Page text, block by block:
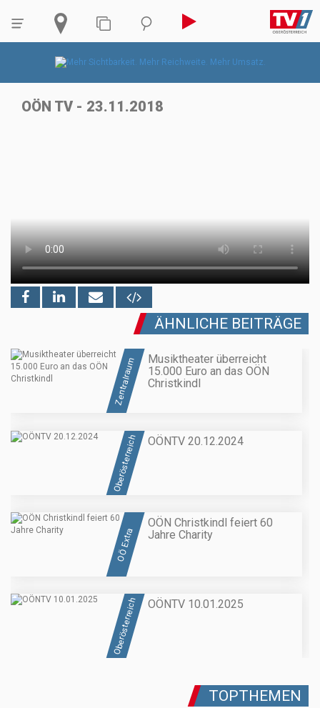
OÖN TV - 23.11.2018
ÄHNLICHE BEITRÄGE
Zentralraum
Musiktheater überreicht
15.000 Euro an das OÖN
Christkindl
Oberösterreich OÖNTV 20.12.2024
OÖ Extra
OÖN Christkindl feiert 60
Jahre Charity
Oberösterreich OÖNTV 10.01.2025
TOPTHEMEN